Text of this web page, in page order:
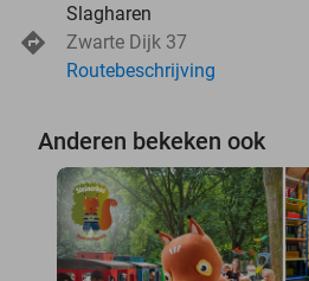
Slagharen
Zwarte Dijk 37
Routebeschrijving
Anderen bekeken ook